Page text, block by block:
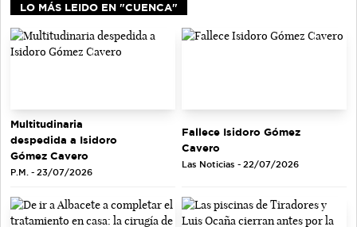
LO MÁS LEIDO EN "CUENCA"
Multitudinaria
despedida a Isidoro
Gómez Cavero
P.M. - 23/07/2026
Fallece Isidoro Gómez
Cavero
Las Noticias - 22/07/2026